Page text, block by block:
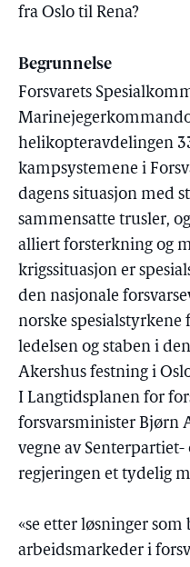
fra Oslo til Rena?
Begrunnelse
Forsvarets
helikopteravdelingen
kampsystemene i
dagens situasjon med
sammensatte trusler,
alliert forsterkning og
krigssituasjon er
den nasjonale
norske spesialstyrkene
ledelsen og staben i
Akershus festning i
I Langtidsplanen for
forsvarsminister Bjørn
vegne av
regjeringen et tydelig
«se etter løsninger
arbeidsmarkeder i